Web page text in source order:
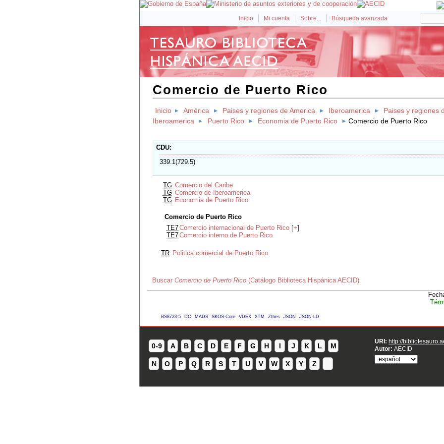
Inicio Mi cuenta Sobre... Búsqueda avanzada
Comercio de Puerto Rico
Inicio América Paises y regiones de America Iberoamerica
Paises y regiones
Iberoamerica
Puerto Rico Economia de Puerto Rico Comercio de Puerto Rico
CDU
339.1(729.5)
TG Comercio del Caribe
TG Comercio de Iberoamerica
TG Economia de Puerto Rico
Comercio de Puerto Rico
TE7Comercio internacional de Puerto Rico [+]
TE7Comercio interno de Puerto Rico
TR Politica comercial de Puerto Rico
Buscar Comercio de Puerto Rico (Catálogo Biblioteca Hispánica AECID)
BS8723-5 DC MADS SKOS-Core VDEX XTM Zthes JSON JSON-LD
0-9 A B C D E F G H I J K L M
N O P Q R S T U V W X Y Z
URI: http://
Autor: AECID